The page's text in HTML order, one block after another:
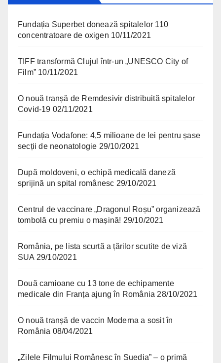
Fundația Superbet donează spitalelor 110
concentratoare de oxigen 10/11/2021
TIFF transformă Clujul într-un „UNESCO City of
Film” 10/11/2021
O nouă tranșă de Remdesivir distribuită spitalelor
Covid-19 02/11/2021
Fundația Vodafone: 4,5 milioane de lei pentru șase
secții de neonatologie 29/10/2021
După moldoveni, o echipă medicală daneză
sprijină un spital românesc 29/10/2021
Centrul de vaccinare „Dragonul Roșu” organizează
tombolă cu premiu o mașină! 29/10/2021
România, pe lista scurtă a țărilor scutite de viză
SUA 29/10/2021
Două camioane cu 13 tone de echipamente
medicale din Franța ajung în România 28/10/2021
O nouă tranșă de vaccin Moderna a sosit în
România 08/04/2021
„Zilele Filmului Românesc în Suedia” – o primă